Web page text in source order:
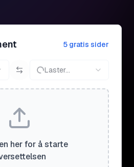
5 gratis sider
Laster...
her for å starte